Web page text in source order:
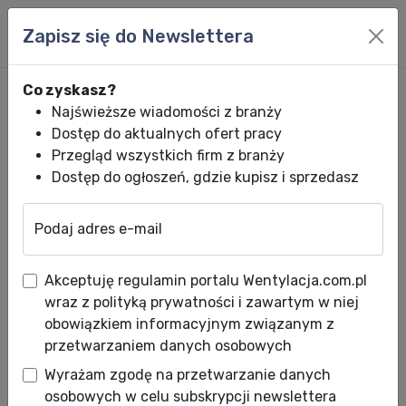
Wentylacja w kuchni - okap,
kratka wentylacyjna i możliwe
problemy
Data publikacji: 01.04.2020
Zapisz się do Newslettera
Co zyskasz?
Najświeższe wiadomości z branży
Dostęp do aktualnych ofert pracy
Przegląd wszystkich firm z branży
Dostęp do ogłoszeń, gdzie kupisz i sprzedasz
Podaj adres e-mail
Akceptuję regulamin portalu Wentylacja.com.pl
wraz z polityką prywatności i zawartym w niej
obowiązkiem informacyjnym związanym z
przetwarzaniem danych osobowych
Wyrażam zgodę na przetwarzanie danych
osobowych w celu subskrypcji newslettera